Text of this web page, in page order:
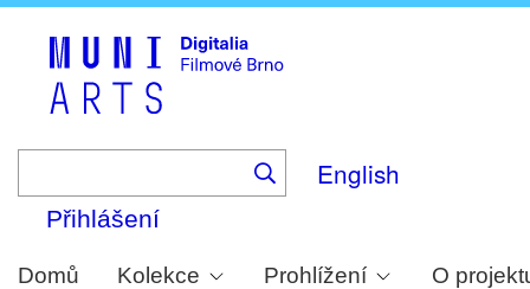
English
Přihlášení
Domů Kolekce Prohlížení O